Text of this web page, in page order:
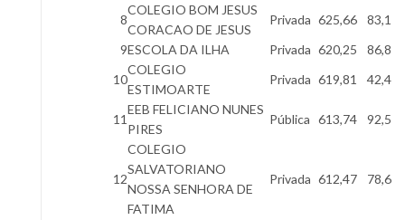
8
COLEGIO BOM JESUS
CORACAO DE JESUS
Privada 625,66
83,1
9ESCOLA DA ILHA Privada 620,25
86,8
10
COLEGIO
ESTIMOARTE
Privada 619,81 42,4
11
EEB FELICIANO NUNES
PIRES
Pública 613,74 92,5
12
COLEGIO
SALVATORIANO
NOSSA SENHORA DE
FATIMA
Privada 612,47 78,6